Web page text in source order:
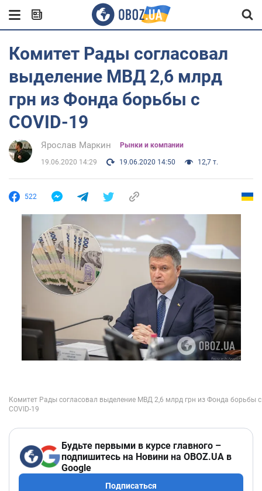
Комитет Рады согласовал
выделение МВД 2,6 млрд
грн из Фонда борьбы с
COVID-19
Ярослав Маркин Рынки и компании
19.06.2020 14:29 19.06.2020 14:50 12,7 т.
522
Будьте первыми в курсе главного –
подпишитесь на Новини на OBOZ.UA в
Google
Подписаться